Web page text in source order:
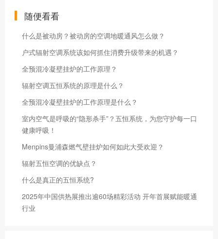
随便看看
什么是被动房？被动房的空调地暖通风怎么做？
户式辐射空调系统该如何抓住消费升级带来的机遇？
全预混冷凝壁挂炉的工作原理？
辐射空调五恒系统的原理是什么？
全预混冷凝壁挂炉的工作原理是什么？
室内空气是呼吸的“隐形杀手”？五恒系统，为您守护每一口
健康呼吸！
Menpins曼浦森燃气壁挂炉如何如此大受欢迎？
辐射五恒空调的优缺点？
什么是真正的五恒系统?
2025年中国供热展推出逾60场精彩活动 开年首展赋能暖通
行业